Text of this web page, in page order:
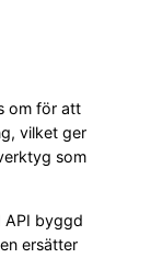
om för att
vilket ger
som
API byggd
ersätter